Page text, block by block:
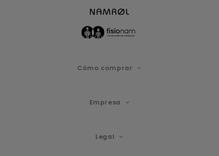
Cómo comprar
Empresa
Legal